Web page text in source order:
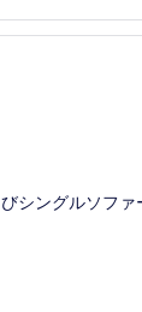
スイート 禁
シングルソファ